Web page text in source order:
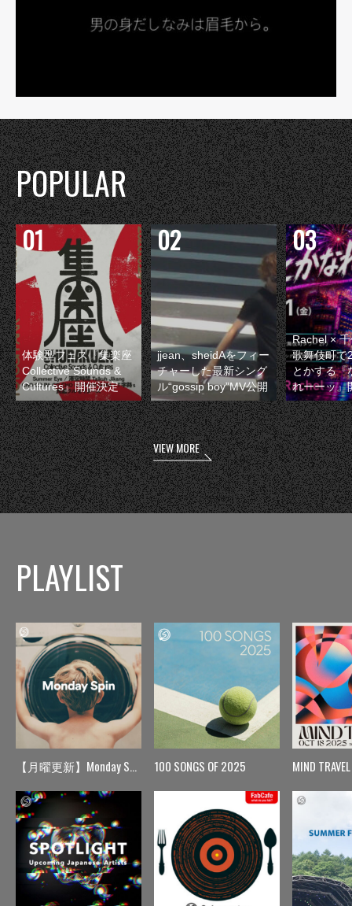
POPULAR
体験型フェス『集楽座
Collective Sounds &
Cultures』開催決定
jjean、sheidAをフィー
チャーした最新シング
ル“gossip boy”MV公開
Rachel ×
歌舞伎町で
とかする『
れーーッ』
VIEW MORE
PLAYLIST
【月曜更新】Monday Spin 100 SONGS OF 2025 MIND TRAVEL